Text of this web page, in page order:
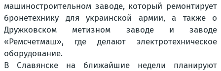
машиностроительном заводе, который ремонтирует
бронетехнику для украинской армии, а также о
Дружковском метизном заводе и заводе
«Ремсчетмаш», где делают электротехническое
оборудование.
В Славянске на ближайшие недели планируют